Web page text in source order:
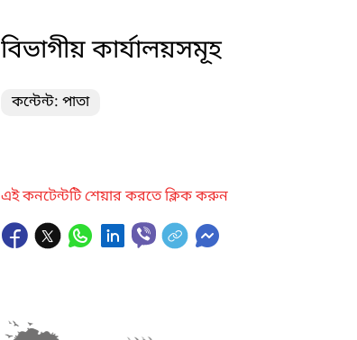
বিভাগীয় কার্যালয়সমূহ
কন্টেন্ট: পাতা
এই কনটেন্টটি শেয়ার করতে ক্লিক করুন